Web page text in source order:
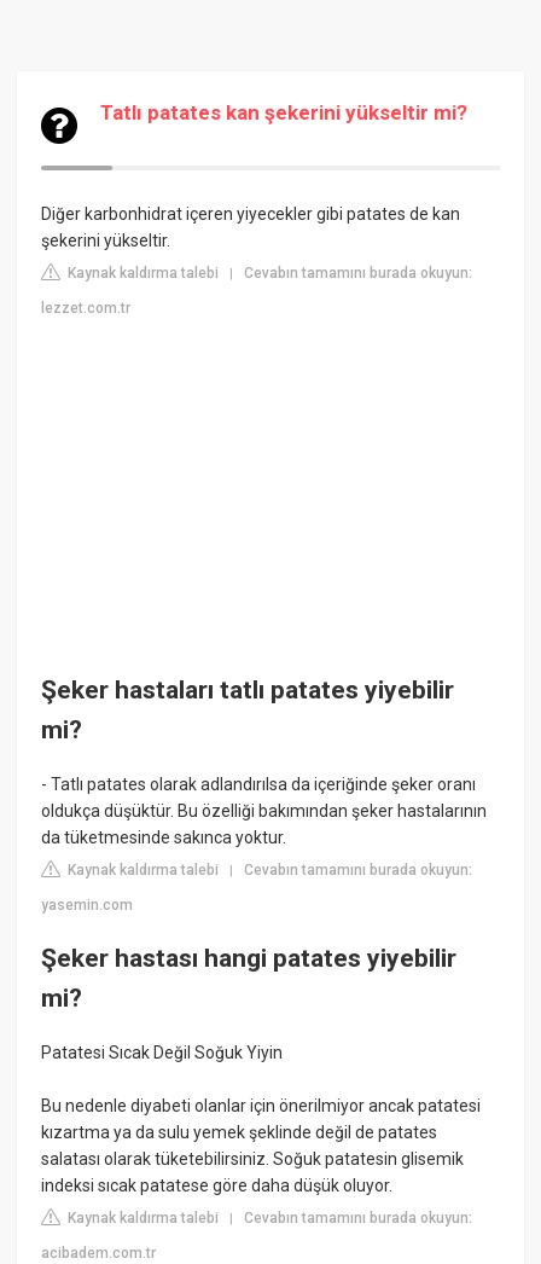
Tatlı patates kan şekerini yükseltir mi?
Diğer karbonhidrat içeren yiyecekler gibi patates de kan
şekerini yükseltir.
Kaynak kaldırma talebi |Cevabın tamamını burada okuyun:
lezzet.com.tr
Şeker hastaları tatlı patates yiyebilir
mi?
- Tatlı patates olarak adlandırılsa da içeriğinde şeker oranı
oldukça düşüktür. Bu özelliği bakımından şeker hastalarının
da tüketmesinde sakınca yoktur.
Kaynak kaldırma talebi |Cevabın tamamını burada okuyun:
yasemin.com
Şeker hastası hangi patates yiyebilir
mi?
Patatesi Sıcak Değil Soğuk Yiyin
Bu nedenle diyabeti olanlar için önerilmiyor ancak patatesi
kızartma ya da sulu yemek şeklinde değil de patates
salatası olarak tüketebilirsiniz. Soğuk patatesin glisemik
indeksi sıcak patatese göre daha düşük oluyor.
Kaynak kaldırma talebi |Cevabın tamamını burada okuyun:
acibadem.com.tr